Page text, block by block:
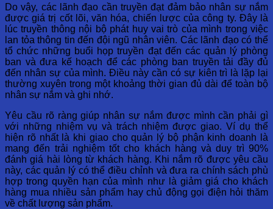
Do vậy, các lãnh đạo cần truyền đạt đảm bảo nhân sự nắm
được giá trị cốt lõi, văn hóa, chiến lược của công ty. Đây là
lúc truyền thông nội bộ phát huy vai trò của mình trong việc
lan tỏa thông tin đến đội ngũ nhân viên. Các lãnh đạo có thể
tổ chức những buổi họp truyền đạt đến các quản lý phòng
ban và đưa kế hoạch để các phòng ban truyền tải đầy đủ
đến nhân sự của mình. Điều này cần có sự kiên trì là lặp lại
thường xuyên trong một khoảng thời gian đủ dài để toàn bộ
nhân sự nắm và ghi nhớ.
Yêu cầu rõ ràng giúp nhân sự nắm được mình cần phải gì
với những nhiệm vụ và trách nhiệm được giao. Ví dụ thể
hiện rõ nhất là khi giao cho quản lý bộ phận kinh doanh là
mang đến trải nghiệm tốt cho khách hàng và duy trì 90%
đánh giá hài lòng từ khách hàng. Khi nắm rõ được yêu cầu
này, các quản lý có thể điều chỉnh và đưa ra chính sách phù
hợp trong quyền hạn của mình như là giảm giá cho khách
hàng mua nhiều sản phẩm hay chủ động gọi điện hỏi thăm
về chất lượng sản phẩm.